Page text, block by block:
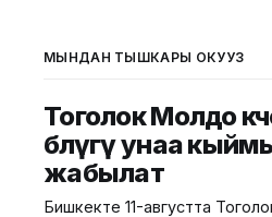
МЫНДАН ТЫШКАРЫ ОКУҢУЗ
Тоголок Молдо
бөлүгү унаа
жабылат
Бишкекте 11-августта